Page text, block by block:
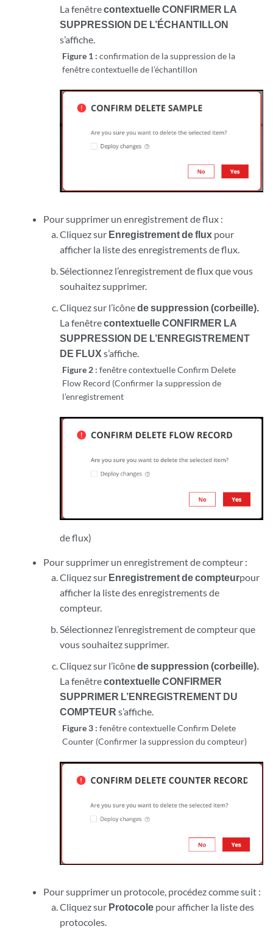
La fenêtrecontextuelle CONFIRMER LA
SUPPRESSION DE L’ÉCHANTILLON
s’affiche.
Figure 1 :confirmation de la suppression de la
fenêtre contextuelle de l’échantillon
Pour supprimer un enregistrement de flux :
Cliquez sur Enregistrement de flux pour
afficher la liste des enregistrements de flux.
Sélectionnez l’enregistrement de flux que vous
souhaitez supprimer.
Cliquez sur l’icônede suppression (corbeille).
La fenêtrecontextuelle CONFIRMER LA
SUPPRESSION DE L’ENREGISTREMENT
DE FLUX s’affiche.
Figure 2 :fenêtre contextuelle Confirm Delete
Flow Record (Confirmer la suppression de
l’enregistrement
de flux)
Pour supprimer un enregistrement de compteur :
Cliquez sur Enregistrement de compteurpour
afficher la liste des enregistrements de
compteur.
Sélectionnez l’enregistrement de compteur que
vous souhaitez supprimer.
Cliquez sur l’icônede suppression (corbeille).
La fenêtrecontextuelle CONFIRMER
SUPPRIMER L’ENREGISTREMENT DU
COMPTEUR s’affiche.
Figure 3 :fenêtre contextuelle Confirm Delete
Counter (Confirmer la suppression du compteur)
Pour supprimer un protocole, procédez comme suit :
Cliquez sur Protocole pour afficher la liste des
protocoles.